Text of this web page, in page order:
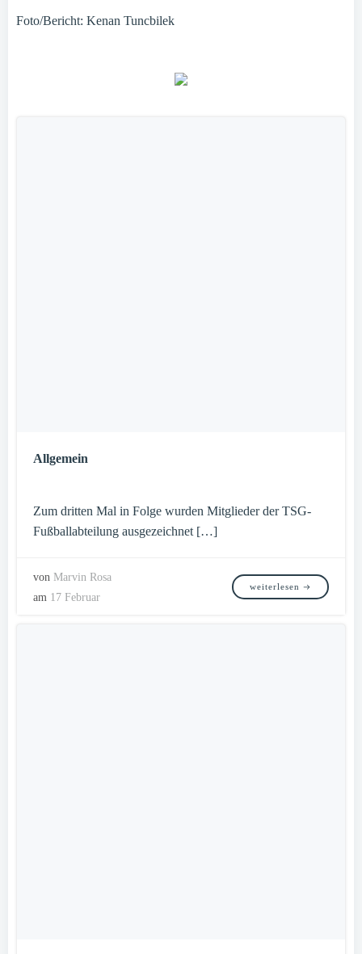
Foto/Bericht: Kenan Tuncbilek
Allgemein
Zum dritten Mal in Folge wurden Mitglieder der TSG-
Fußballabteilung ausgezeichnet […]
von Marvin Rosa
am 17 Februar
weiterlesen